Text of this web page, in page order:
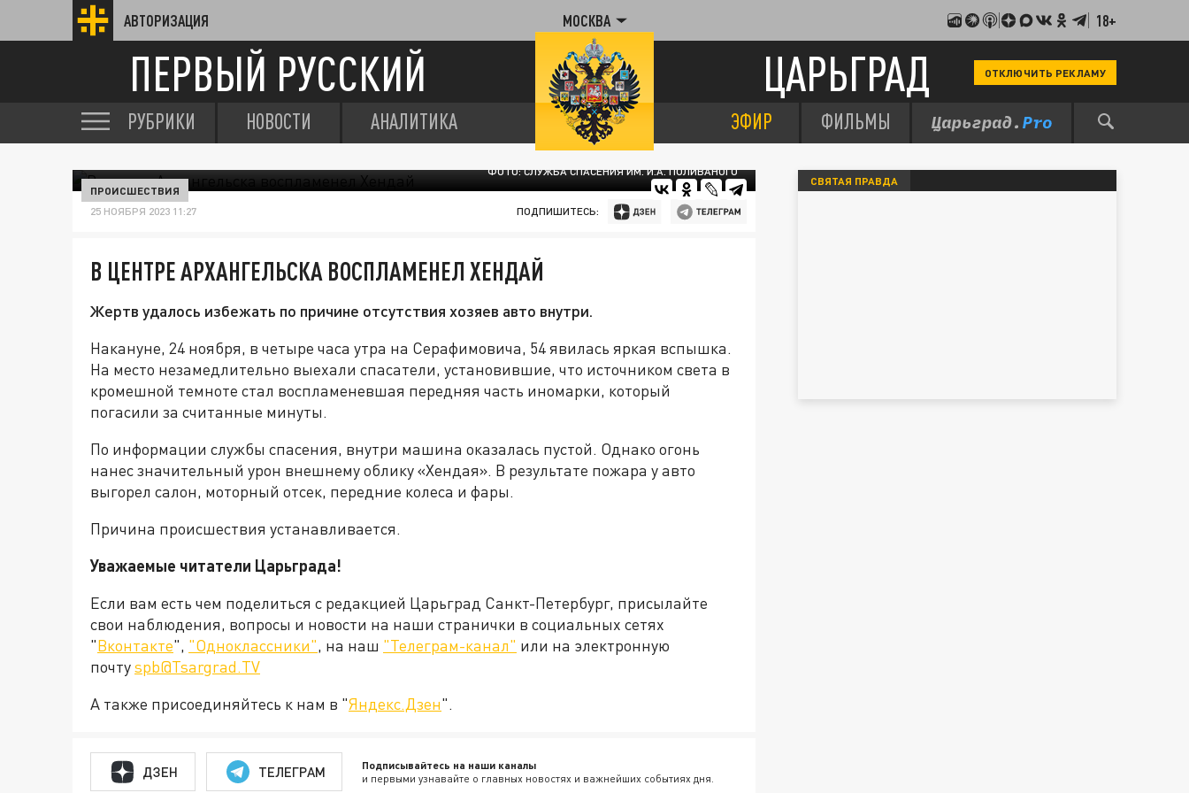
АВТОРИЗАЦИЯ МОСКВА 18+
ПЕРВЫЙ РУССКИЙ ЦАРЬГРАД ОТКЛЮЧИТЬ РЕКЛАМУ
РУБРИКИ НОВОСТИ АНАЛИТИКА ЭФИР ФИЛЬМЫ
ФОТО: СЛУЖБА СПАСЕНИЯ ИМ. И.А. ПОЛИВАНОГО
ПРОИСШЕСТВИЯ
25 НОЯБРЯ 2023 11:27 ПОДПИШИТЕСЬ:
В ЦЕНТРЕ АРХАНГЕЛЬСКА ВОСПЛАМЕНЕЛ ХЕНДАЙ
Жертв удалось избежать по причине отсутствия хозяев авто внутри.
Накануне, 24 ноября, в четыре часа утра на Серафимовича, 54 явилась яркая вспышка.
На место незамедлительно выехали спасатели, установившие, что источником света в
кромешной темноте стал воспламеневшая передняя часть иномарки, который
погасили за считанные минуты.
По информации службы спасения, внутри машина оказалась пустой. Однако огонь
нанес значительный урон внешнему облику «Хендая». В результате пожара у авто
выгорел салон, моторный отсек, передние колеса и фары.
Причина происшествия устанавливается.
Уважаемые читатели Царьграда!
Если вам есть чем поделиться с редакцией Царьград Санкт-Петербург, присылайте
свои наблюдения, вопросы и новости на наши странички в социальных сетях
"Вконтакте", "Одноклассники", на наш "Телеграм-канал" или на электронную
почтуspb@Tsargrad.TV
А также присоединяйтесь к нам в "Яндекс.Дзен".
ДЗЕН ТЕЛЕГРАМ Подписывайтесь на наши каналы
и первыми узнавайте о главных новостях и важнейших событиях дня.
СВЯТАЯ ПРАВДА